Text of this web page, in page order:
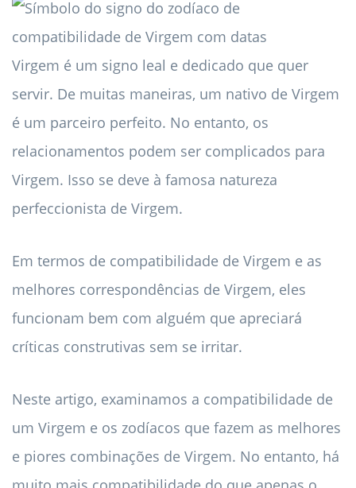
Virgem é um signo leal e dedicado que quer
servir. De muitas maneiras, um nativo de Virgem
é um parceiro perfeito. No entanto, os
relacionamentos podem ser complicados para
Virgem. Isso se deve à famosa natureza
perfeccionista de Virgem.
Em termos de compatibilidade de Virgem e as
melhores correspondências de Virgem, eles
funcionam bem com alguém que apreciará
críticas construtivas sem se irritar.
Neste artigo, examinamos a compatibilidade de
um Virgem e os zodíacos que fazem as melhores
e piores combinações de Virgem. No entanto, há